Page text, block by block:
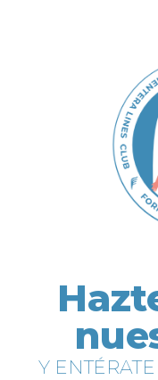
Y